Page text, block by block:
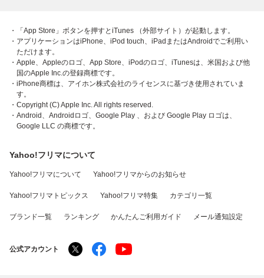
・「App Store」ボタンを押すとiTunes （外部サイト）が起動します。
・アプリケーションはiPhone、iPod touch、iPadまたはAndroidでご利用い
ただけます。
・Apple、Appleのロゴ、App Store、iPodのロゴ、iTunesは、米国および他
国のApple Inc.の登録商標です。
・iPhone商標は、アイホン株式会社のライセンスに基づき使用されていま
す。
・Copyright (C) Apple Inc. All rights reserved.
・Android、Androidロゴ、Google Play 、および Google Play ロゴは、
Google LLC の商標です。
Yahoo!フリマについて
Yahoo!フリマについて Yahoo!フリマからのお知らせ
Yahoo!フリマトピックス Yahoo!フリマ特集 カテゴリ一覧
ブランド一覧 ランキング かんたんご利用ガイド メール通知設定
公式アカウント